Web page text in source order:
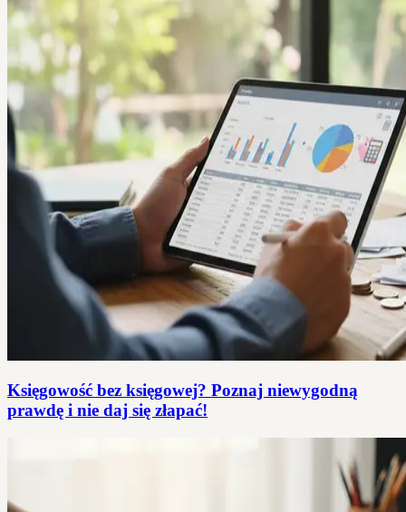
Księgowość bez księgowej? Poznaj niewygodną
prawdę i nie daj się złapać!